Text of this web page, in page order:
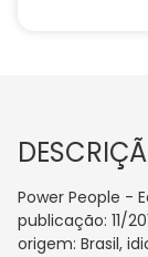
Power People -
publicação: 11/
origem: Brasil,